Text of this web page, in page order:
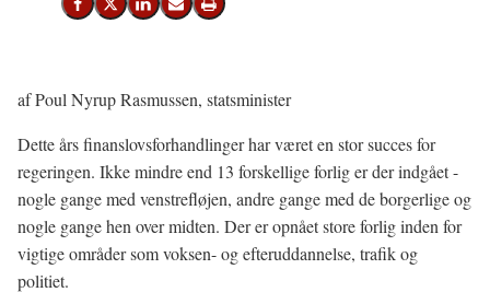
Del på Facebook
Del på X (Twitter)
Del på LinkedIn
Send email
Print
af Poul Nyrup Rasmussen, statsminister
Dette års finanslovsforhandlinger har været en stor succes for
regeringen. Ikke mindre end 13 forskellige forlig er der indgået -
nogle gange med venstrefløjen, andre gange med de borgerlige og
nogle gange hen over midten. Der er opnået store forlig inden for
vigtige områder som voksen- og efteruddannelse, trafik og
politiet.